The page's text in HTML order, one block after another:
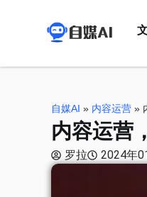
自媒AI » 内容运营 »
内容运营
罗拉 2024年